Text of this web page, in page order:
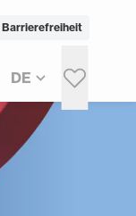
Barrierefreiheit
DE